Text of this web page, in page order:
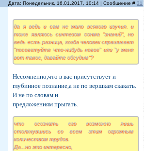
Дата: Понедельник, 16.01.2017, 10:14 | Сообщение #31
да я ведь и сам не мало всякого изучил. и
тоже являюсь синтезом сонма "знаний", но
ведь есть разница, когда человек спрашивает
"посоветуйте что-нибудь новое" или "у меня
вот такое, давайте обсудим"?
Несомненно,что в вас присутствует и
глубинное познание,а не по вершкам скакать.
И не по словам и
предложениям прыгать.
что осознать его возможно лишь
столкнувшись со всем этим огромным
количеством трудов.
Да...но это интересно,